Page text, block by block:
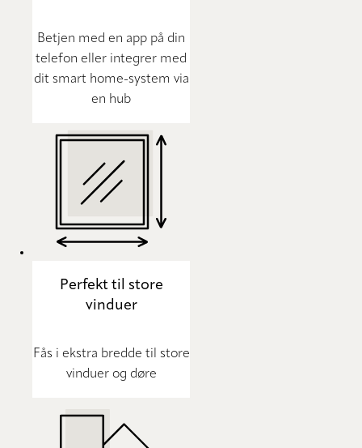
Betjen med en app på din
telefon eller integrer med
dit smart home-system via
en hub
Perfekt til store
vinduer
Fås i ekstra bredde til store
vinduer og døre